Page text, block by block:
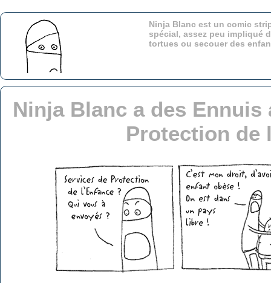
Ninja Blanc est un comic
spécial, assez peu impliqué
tortues ou secouer des
Ninja Blanc a des Ennuis
Protection de